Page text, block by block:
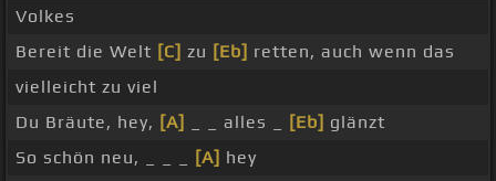
Volkes
Bereit die Welt [C] zu [Eb] retten, auch wenn das
vielleicht zu viel
Du Bräute, hey, [A] _ _ alles _ [Eb] glänzt
So schön neu, _ _ _
[A] hey